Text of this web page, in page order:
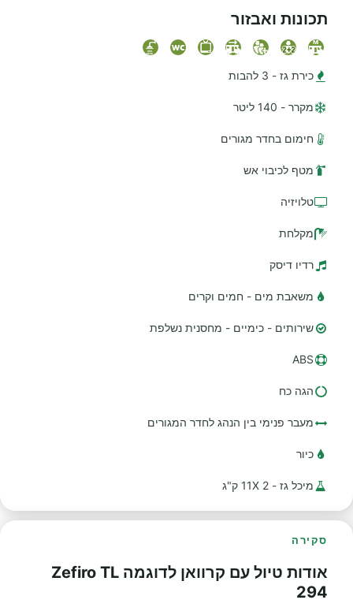
תכונות ואבזור
כירת גז - 3 להבות
מקרר - 140 ליטר
חימום בחדר מגורים
מטף לכיבוי אש
טלויזיה
מקלחת
רדיו דיסק
משאבת מים - חמים וקרים
שירותים - כימיים - מחסנית נשלפת
ABS
הגה כח
מעבר פנימי בין הנהג לחדר המגורים
כיור
מיכל גז - 2 11X ק"ג
סקירה
אודות טיול עם קרוואן לדוגמה Zefiro TL
294